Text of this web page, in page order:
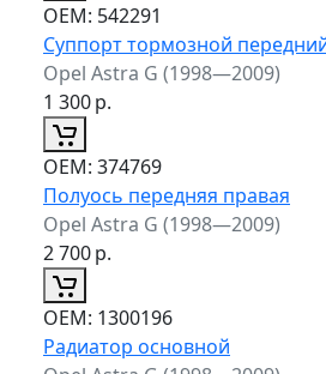
ОЕМ: 542291
Суппорт тормозной
Opel Astra G (1998—2009)
1 300р.
ОЕМ: 374769
Полуось передняя правая
Opel Astra G (1998—2009)
2 700р.
ОЕМ: 1300196
Радиатор основной